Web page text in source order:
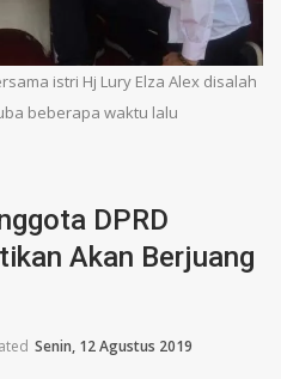
istri Hj Lury Elza Alex disalah
beberapa waktu lalu
DPRD
Akan Berjuang
Senin, 12 Agustus 2019